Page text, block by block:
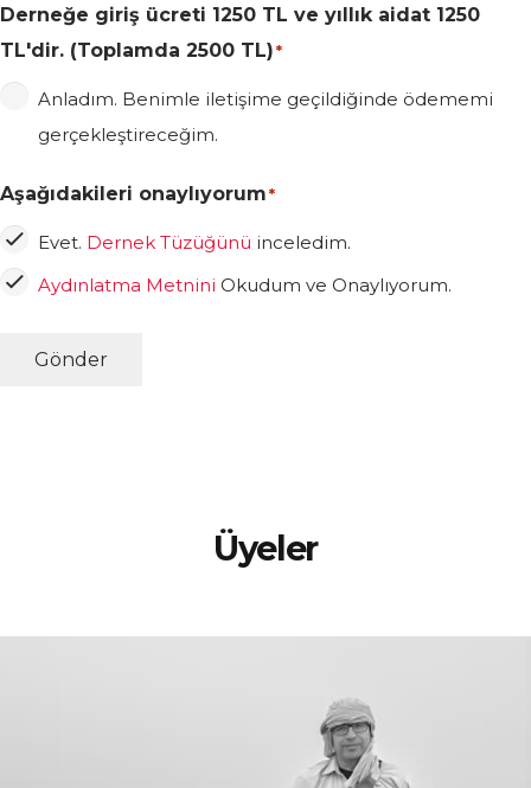
Derneğe giriş ücreti 1250 TL ve yıllık aidat 1250
TL'dir. (Toplamda 2500 TL)*
Anladım. Benimle iletişime geçildiğinde ödememi
gerçekleştireceğim.
Aşağıdakileri onaylıyorum*
Evet. Dernek Tüzüğünü inceledim.
Aydınlatma Metnini Okudum ve Onaylıyorum.
Gönder
Üyeler